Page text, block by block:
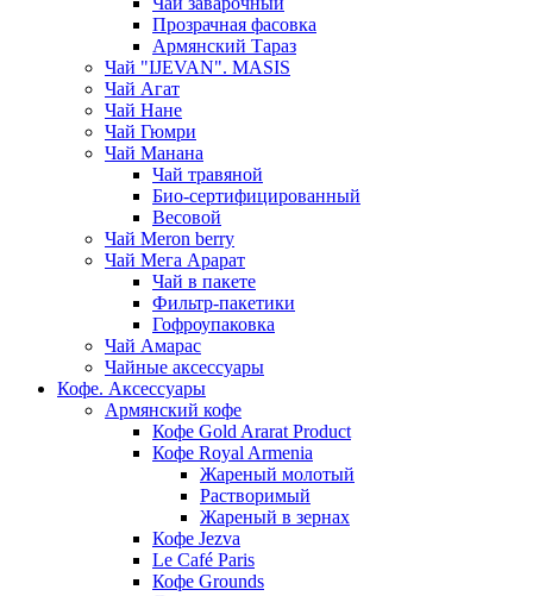
Прозрачная фасовка
Армянский Тараз
Чай "IJEVAN". MASIS
Чай Агат
Чай Нане
Чай Гюмри
Чай Манана
Чай травяной
Био-сертифицированный
Весовой
Чай Meron berry
Чай Мега Арарат
Чай в пакете
Фильтр-пакетики
Гофроупаковка
Чай Амарас
Чайные аксессуары
Кофе. Аксессуары
Армянский кофе
Кофе Gold Ararat Product
Кофе Royal Armenia
Жареный молотый
Растворимый
Жареный в зернах
Кофе Jezva
Le Café Paris
Кофе Grounds